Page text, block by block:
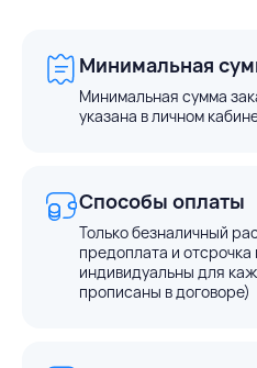
Минимальная
Минимальная сумма
указана в личном
Способы оплаты
Только безналичный
предоплата и
индивидуальны для
прописаны в договоре)